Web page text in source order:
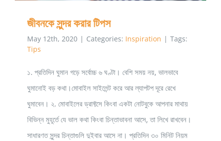
জীবনকে সুন্দর করার টিপস
May 12th, 2020 | Categories: Inspiration | Tags:
Tips
১. প্রতিদিন ঘুমান গড়ে সর্বোচ্চ ৬ ঘণ্টা। বেশি সময় নয়, ভালভাবে
ঘুমানোই বড় কথা।মোবাইল সাইলেন্ট করে আর ল্যাপটপ দূরে রেখে
ঘুমাবেন। ২. মোবাইলের ড্রাফ্টসে কিংবা একটা নোটবুকে আপনার মাথায়
বিভিন্ন মুহূর্তে যে ভাল কথা কিংবা চিন্তাভাবনা আসে, তা লিখে রাখবেন।
সাধারণত সুন্দর চিন্তাগুলি দুইবার আসে না। প্রতিদিন ৩০ মিনিট নিয়ম